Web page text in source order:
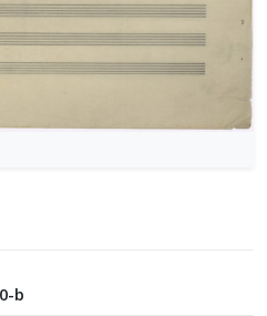
As-MTH-003-Sc-005-032-
As-MTH-003-Sc-005-033-
As-MTH-003-Sc-005-034-
As-MTH-003-Sc-005-035-
As-MTH-003-Sc-005-036-
As-MTH-003-Sc-005-040-
As-MTH-003-Sc-005-041-Η
As-MTH-003-Sc-005-042-Το
b